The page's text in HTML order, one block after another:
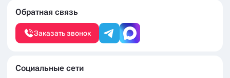
Обратная связь
Заказать звонок
Социальные сети